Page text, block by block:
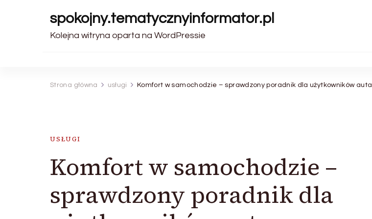
spokojny.tematycznyinformator.pl
Kolejna witryna oparta na WordPressie
Strona główna usługi Komfort w samochodzie – sprawdzony poradnik dla użytkowników auta
USŁUGI
Komfort w samochodzie –
sprawdzony poradnik dla